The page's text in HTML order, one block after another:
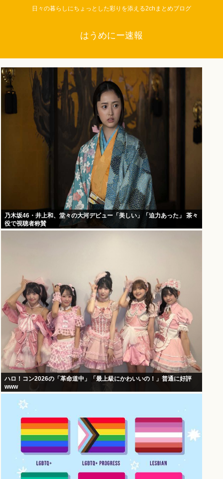
日々の暮らしにちょっとした彩りを添える2chまとめブログ
はうめにー速報
乃木坂46・井上和、堂々の大河デビュー「美しい」「迫力あった」 茶々
役で視聴者称賛
ハロ！コン2026の「革命道中」「最上級にかわいいの！」普通に好評
www